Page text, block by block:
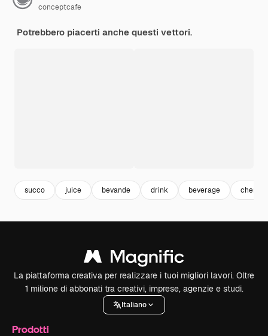
conceptcafe
Potrebbero piacerti anche questi vettori.
succo juice bevande drink beverage cherry
La piattaforma creativa per realizzare i tuoi migliori lavori. Oltre
1 milione di abbonati tra creativi, imprese, agenzie e studi.
Italiano
Prodotti